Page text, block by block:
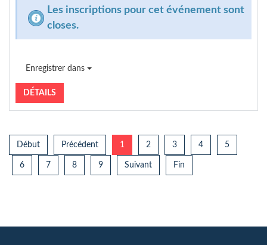
Les inscriptions pour cet événement sont
closes.
Enregistrer dans
DÉTAILS
Début Précédent 1 2 3 4 5
6 7 8 9 Suivant Fin